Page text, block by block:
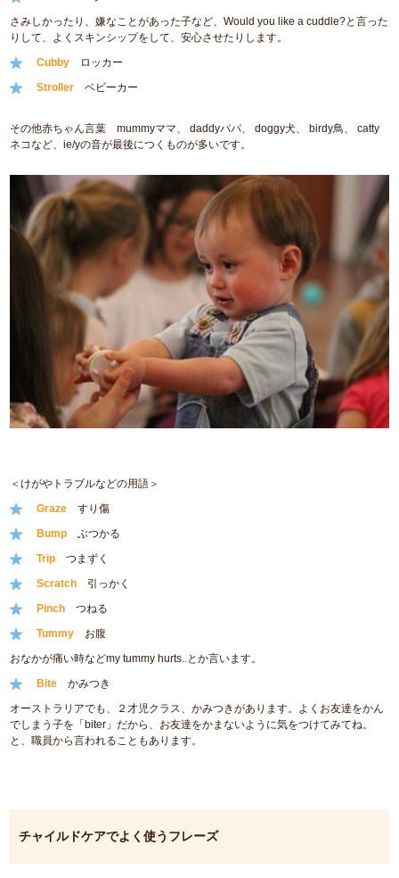
さみしかったり、嫌なことがあった子など、Would you like a cuddle?と言った
りして、よくスキンシップをして、安心させたりします。
Cubby
ロッカー
Strollerベビーカー
その他赤ちゃん言葉 mummyママ、 daddyパパ、 doggy犬、 birdy鳥、 catty
ネコなど、ie/yの音が最後につくものが多いです。
＜けがやトラブルなどの用語＞
Grazeすり傷
Bumpぶつかる
Tripつまずく
Scratch 引っかく
Pinchつねる
Tummy お腹
おなかが痛い時などmy tummy hurts..とか言います。
Biteかみつき
オーストラリアでも、２才児クラス、かみつきがあります。よくお友達をかん
でしまう子を「biter」だから、お友達をかまないように気をつけてみてね。
と、職員から言われることもあります。
チャイルドケアでよく使うフレーズ